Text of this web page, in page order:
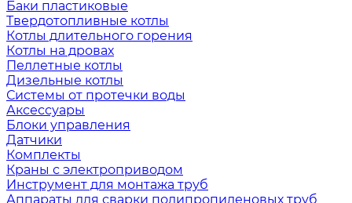
Баки пластиковые
Твердотопливные котлы
Котлы длительного горения
Котлы на дровах
Пеллетные котлы
Дизельные котлы
Системы от протечки воды
Аксессуары
Блоки управления
Датчики
Комплекты
Краны с электроприводом
Инструмент для монтажа труб
Аппараты для сварки полипропиленовых труб